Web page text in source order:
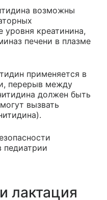
возможны
креатинина,
печени в плазме
применяется в
перерыв между
должен быть
вызвать
педиатрии
лактация